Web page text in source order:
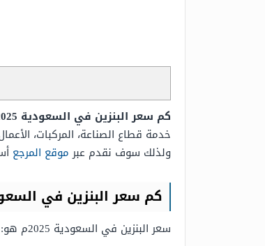
كم سعر البنزين في السعودية 2025
خدمة قطاع الصناعة، المركبات،
ولذلك سوف نقدم عبرموقع المرجع
كم سعر البنزين في
سعر البنزين في السعودية 2025م هو: